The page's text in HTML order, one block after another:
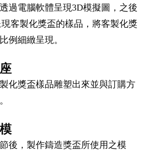
過電腦軟體呈現3D模擬圖，之後
客製化獎盃的樣品，將客製化獎
例細緻呈現。
化獎盃樣品雕塑出來並與訂購方
後，製作鑄造獎盃所使用之模